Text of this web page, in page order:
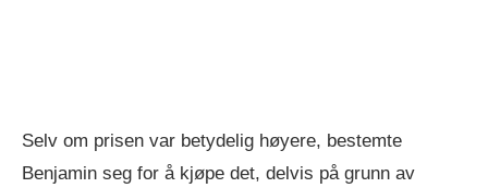
Selv om prisen var betydelig høyere, bestemte
Benjamin seg for å kjøpe det, delvis på grunn av